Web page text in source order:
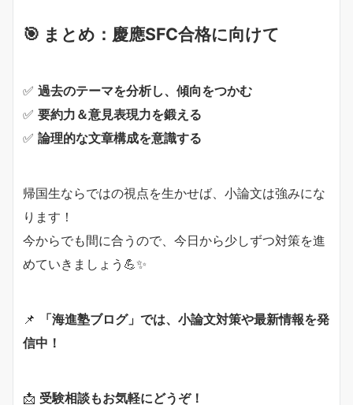
🎯 まとめ：慶應SFC合格に向けて
✅ 過去のテーマを分析し、傾向をつかむ
✅ 要約力＆意見表現力を鍛える
✅ 論理的な文章構成を意識する
帰国生ならではの視点を生かせば、小論文は強みにな
ります！
今からでも間に合うので、今日から少しずつ対策を進
めていきましょう💪✨
📌
「海進塾ブログ」では、小論文対策や最新情報を発
信中！
📩 受験相談もお気軽にどうぞ！